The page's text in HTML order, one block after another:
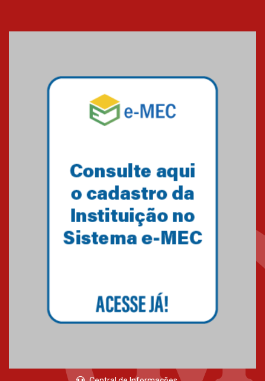
Mackenzie mobiliza campanha
solidária para apoiar famílias em
Minas Gerais
Primeiro culto do ano ressalta o
27.02.2026